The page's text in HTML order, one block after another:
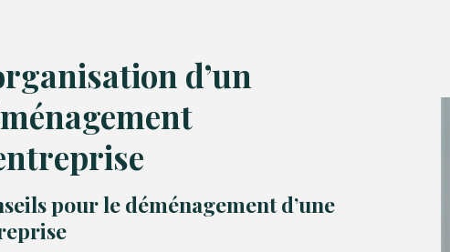
d’un
pour le déménagement d’une